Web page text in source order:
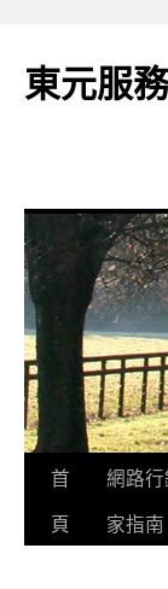
東元服
跳首
頁
網路
家指南